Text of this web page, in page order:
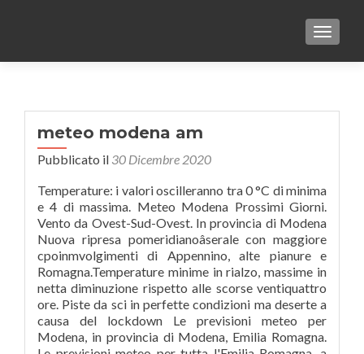
meteo modena am
Pubblicato il 30 Dicembre 2020
Temperature: i valori oscilleranno tra 0 °C di minima
e 4 di massima. Meteo Modena Prossimi Giorni.
Vento da Ovest-Sud-Ovest. In provincia di Modena
Nuova ripresa pomeridianoâserale con maggiore
cpoinmvolgimenti di Appennino, alte pianure e
Romagna.Temperature minime in rialzo, massime in
netta diminuzione rispetto alle scorse ventiquattro
ore. Piste da sci in perfette condizioni ma deserte a
causa del lockdown Le previsioni meteo per
Modena, in provincia di Modena, Emilia Romagna.